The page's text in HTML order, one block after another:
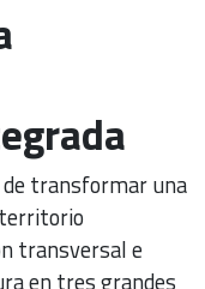
transformar una
transversal e